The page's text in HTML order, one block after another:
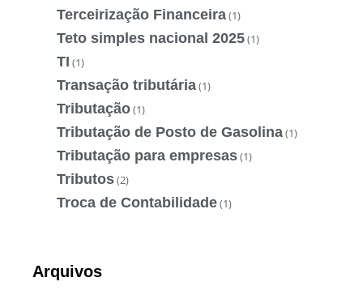
Terceirização Financeira(1)
Teto simples nacional 2025(1)
TI (1)
Transação tributária(1)
Tributação(1)
Tributação de Posto de Gasolina(1)
Tributação para empresas(1)
Tributos(2)
Troca de Contabilidade(1)
Arquivos